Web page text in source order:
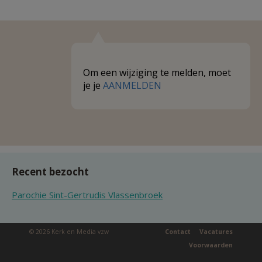
Om een wijziging te melden, moet
je je AANMELDEN
Recent bezocht
Parochie Sint-Gertrudis Vlassenbroek
© 2026 Kerk en Media vzw Vacatures
Contact
Voorwaarden